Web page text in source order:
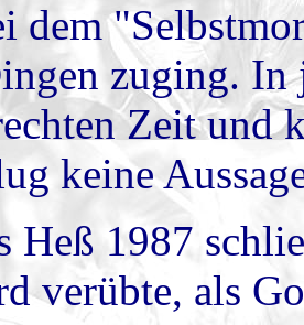
dem
zuging. In
Zeit und
keine
Heß 1987
verübte, als